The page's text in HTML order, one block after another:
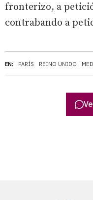
EN: PARÍS REINO UNIDO
fronterizo, a
contrabando a